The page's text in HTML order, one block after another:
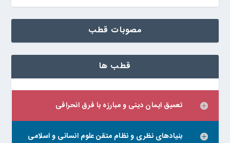
مصوبات قطب
قطب ها
تعمیق ایمان دینی و مبارزه با فرق انحرافی
بنیادهای نظری و نظام متقن علوم انسانی و اسلامی